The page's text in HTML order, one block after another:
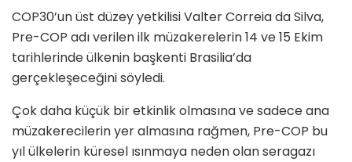
COP30’un üst düzey yetkilisi Valter Correia da Silva,
Pre-COP adı verilen ilk müzakerelerin 14 ve 15 Ekim
tarihlerinde ülkenin başkenti Brasilia’da
gerçekleşeceğini söyledi.
Çok daha küçük bir etkinlik olmasına ve sadece ana
müzakerecilerin yer almasına rağmen, Pre-COP bu
yıl ülkelerin küresel ısınmaya neden olan seragazı